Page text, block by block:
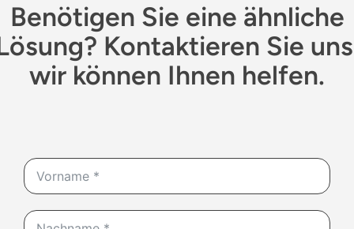
Benötigen Sie eine ähnliche
Kontaktieren Sie
wir können Ihnen helfen.